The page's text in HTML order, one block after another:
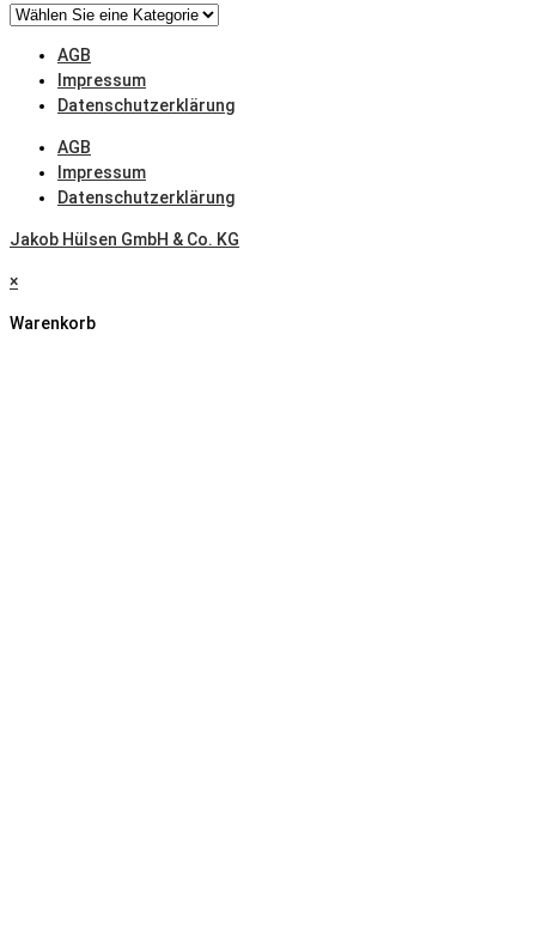
AW
nach
EN
AGB
Impressum
Datenschutzerklärung
AGB
Impressum
Datenschutzerklärung
Jakob Hülsen GmbH & Co. KG
×
Warenkorb